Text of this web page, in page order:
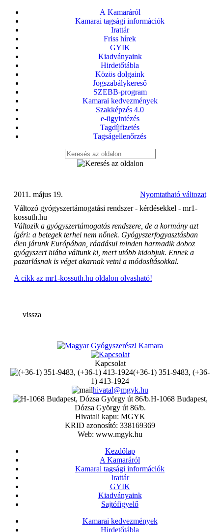
A Kamaráról
Kamarai tagsági információk
Irattár
Friss hírek
GYIK
Kiadványaink
Hirdetőtábla
Közös dolgaink
Jogszabálykereső
SZEBB-program
Kamarai kedvezmények
Szakképzés 4.0
e-ügyintézés
Tagdíjfizetés
Tagságellenőrzés
Nyomtatható változat
2011. május 19.
Változó gyógyszertámogatási rendszer - kérdésekkel - mr1-
kossuth.hu
Változik a gyógyszertámogatás rendszere, de a kormány azt
ígéri: a betegek terhei nem nőnek. Gyógyszerfogyasztásban
élen járunk Európában, ráadásul minden harmadik doboz
gyógyszert hiába váltunk ki, mert utóbb kidobjuk. Ennek a
pazarlásnak is véget akarnak vetni a módosításokkal.
A cikk az mr1-kossuth.hu oldalon olvasható!
vissza
Kapcsolat
(+36-1) 351-9483, (+36-
1) 413-1924
hivatal@mgyk.hu
H-1068 Budapest,
Dózsa György út 86/b.
Hivatali kapu: MGYK
KRID azonosító: 338169369
Web: www.mgyk.hu
Kezdőlap
A Kamaráról
Kamarai tagsági információk
Irattár
GYIK
Kiadványaink
Sajtófigyelő
Kamarai kedvezmények
Hirdetőtábla